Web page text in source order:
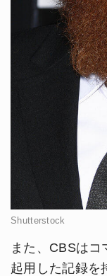
Shutterstock
また、CBSはコ
起用した記録を